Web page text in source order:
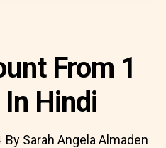
From 1
Hindi
By Sarah Angela Almaden